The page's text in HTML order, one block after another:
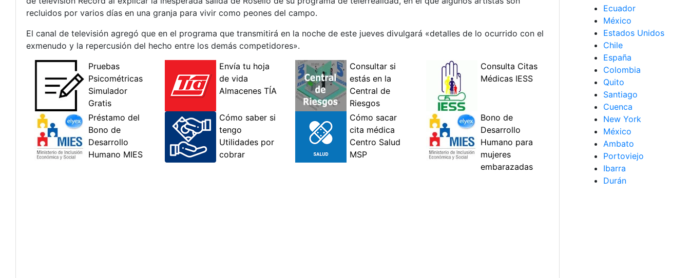
recluidos por varios días en una granja para vivir como peones del campo.
El canal de televisión agregó que en el programa que transmitirá en la noche de este jueves divulgará «detalles de lo ocurrido con el
exmenudo y la repercusión del hecho entre los demás competidores».
Ecuador
México
Estados Unidos
Chile
España
Colombia
Quito
Santiago
Cuenca
New York
México
Ambato
Portoviejo
Ibarra
Durán